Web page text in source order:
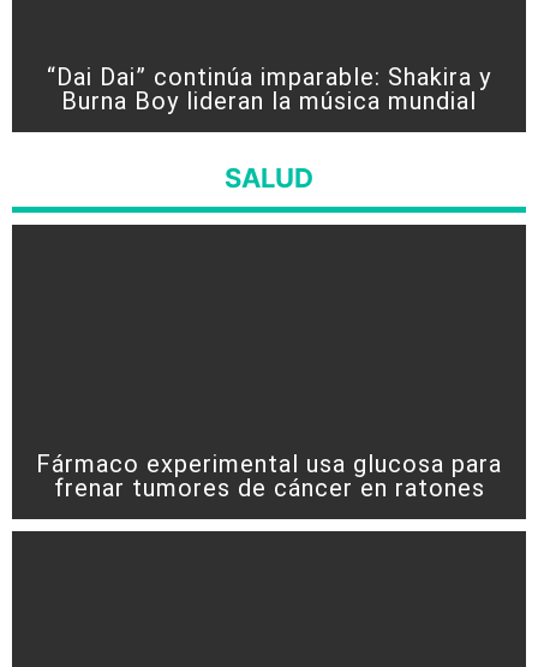
“Dai Dai” continúa imparable: Shakira y
Burna Boy lideran la música mundial
SALUD
Fármaco experimental usa glucosa para
frenar tumores de cáncer en ratones